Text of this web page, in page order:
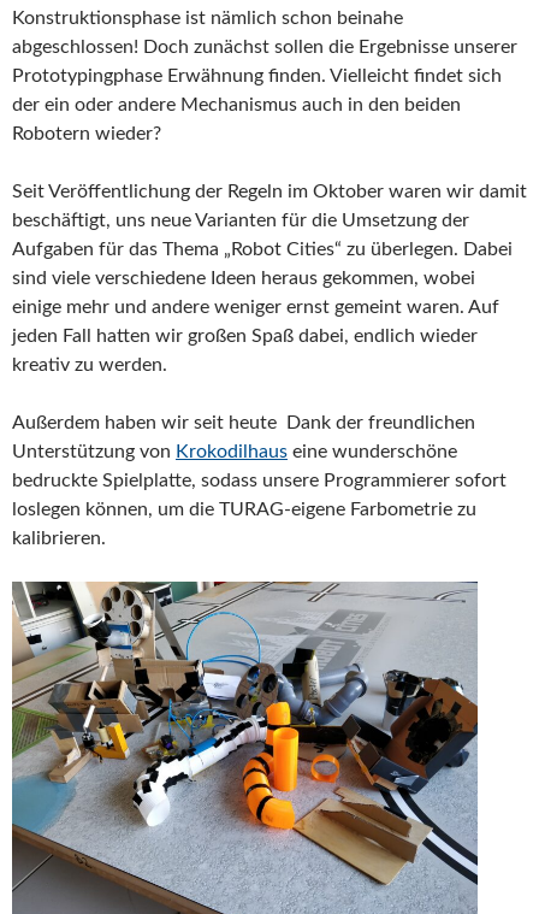
Konstruktionsphase ist nämlich schon beinahe
abgeschlossen! Doch zunächst sollen die Ergebnisse unserer
Prototypingphase Erwähnung finden. Vielleicht findet sich
der ein oder andere Mechanismus auch in den beiden
Robotern wieder?
Seit Veröffentlichung der Regeln im Oktober waren wir damit
beschäftigt, uns neue Varianten für die Umsetzung der
Aufgaben für das Thema „Robot Cities“ zu überlegen. Dabei
sind viele verschiedene Ideen heraus gekommen, wobei
einige mehr und andere weniger ernst gemeint waren. Auf
jeden Fall hatten wir großen Spaß dabei, endlich wieder
kreativ zu werden.
Außerdem haben wir seit heute Dank der freundlichen
Unterstützung von Krokodilhaus eine wunderschöne
bedruckte Spielplatte, sodass unsere Programmierer sofort
loslegen können, um die TURAG-eigene Farbometrie zu
kalibrieren.